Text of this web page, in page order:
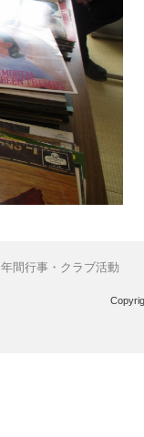
年間行事・クラブ活動